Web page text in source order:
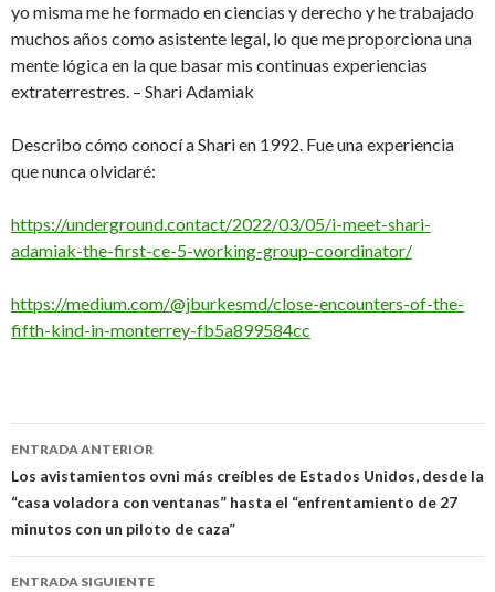
yo misma me he formado en ciencias y derecho y he trabajado
muchos años como asistente legal, lo que me proporciona una
mente lógica en la que basar mis continuas experiencias
extraterrestres. – Shari Adamiak
Describo cómo conocí a Shari en 1992. Fue una experiencia
que nunca olvidaré:
https://underground.contact/2022/03/05/i-meet-shari-
adamiak-the-first-ce-5-working-group-coordinator/
https://medium.com/@jburkesmd/close-encounters-of-the-
fifth-kind-in-monterrey-fb5a899584cc
Navegación
de
entradas
ENTRADA ANTERIOR
Los avistamientos ovni más creíbles de Estados Unidos, desde la
“casa voladora con ventanas” hasta el “enfrentamiento de 27
minutos con un piloto de caza”
ENTRADA SIGUIENTE